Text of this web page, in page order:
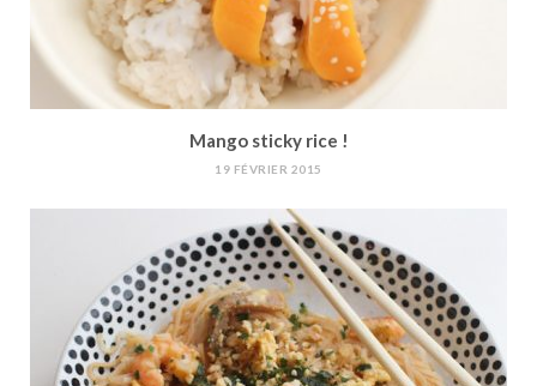
Mango sticky rice !
19 FÉVRIER 2015